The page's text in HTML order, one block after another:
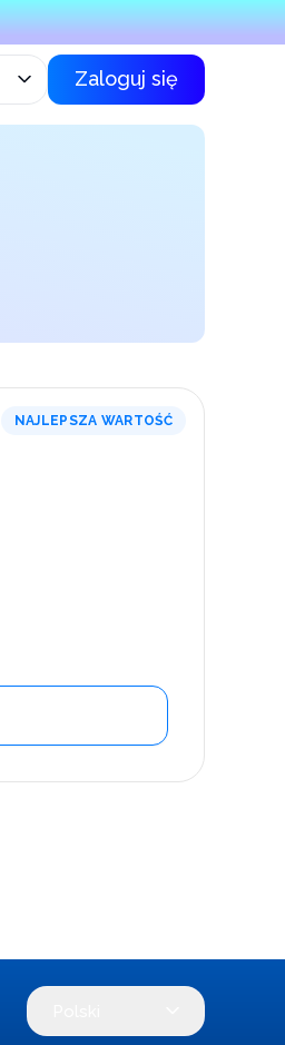
Zaloguj się
NAJLEPSZA WARTOŚĆ